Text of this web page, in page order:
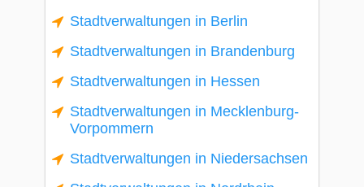
Stadtverwaltungen in Berlin
Stadtverwaltungen in Brandenburg
Stadtverwaltungen in Hessen
Stadtverwaltungen in Mecklenburg-
Vorpommern
Stadtverwaltungen in Niedersachsen